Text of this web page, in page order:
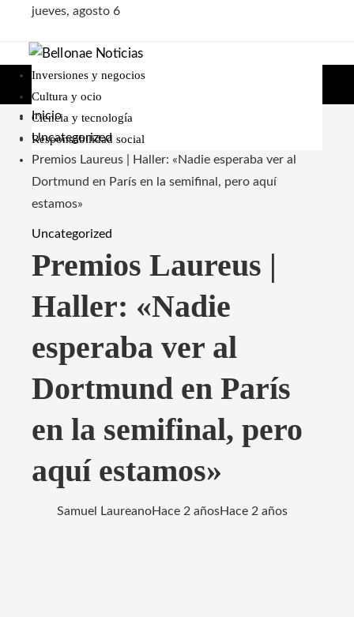
jueves, agosto 6
Inversiones y negocios
Cultura y ocio
Ciencia y tecnología
Responsabilidad social
Inicio
Uncategorized
Premios Laureus | Haller: «Nadie esperaba ver al
Dortmund en París en la semifinal, pero aquí
estamos»
Uncategorized
Premios Laureus |
Haller: «Nadie
esperaba ver al
Dortmund en París
en la semifinal, pero
aquí estamos»
Samuel LaureanoHace 2 añosHace 2 años